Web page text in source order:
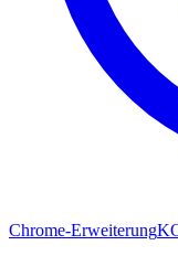
Chrome-Erweiterung